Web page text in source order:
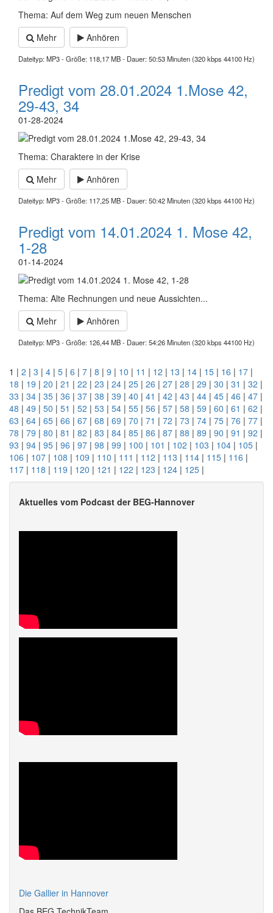
Thema: Auf dem Weg zum neuen Menschen
Mehr
Anhören
Dateityp: MP3 - Größe: 118,17 MB - Dauer: 50:53 Minuten (320 kbps 44100 Hz)
Predigt vom 28.01.2024 1.Mose 42,
29-43, 34
01-28-2024
Thema: Charaktere in der Krise
Mehr
Anhören
Dateityp: MP3 - Größe: 117,25 MB - Dauer: 50:42 Minuten (320 kbps 44100 Hz)
Predigt vom 14.01.2024 1. Mose 42,
1-28
01-14-2024
Thema: Alte Rechnungen und neue Aussichten...
Mehr
Anhören
Dateityp: MP3 - Größe: 126,44 MB - Dauer: 54:26 Minuten (320 kbps 44100 Hz)
1 | 2 | 3 | 4 | 5 | 6 | 7 | 8 | 9 | 10 | 11 | 12 | 13 | 14 | 15 | 16 | 17 |
18 | 19 | 20 | 21 | 22 | 23 | 24 | 25 | 26 | 27 | 28 | 29 | 30 | 31 | 32 |
33 | 34 | 35 | 36 | 37 | 38 | 39 | 40 | 41 | 42 | 43 | 44 | 45 | 46 | 47 |
48 | 49 | 50 | 51 | 52 | 53 | 54 | 55 | 56 | 57 | 58 | 59 | 60 | 61 | 62 |
63 | 64 | 65 | 66 | 67 | 68 | 69 | 70 | 71 | 72 | 73 | 74 | 75 | 76 | 77 |
78 | 79 | 80 | 81 | 82 | 83 | 84 | 85 | 86 | 87 | 88 | 89 | 90 | 91 | 92 |
93 | 94 | 95 | 96 | 97 | 98 | 99 | 100 | 101 | 102 | 103 | 104 | 105 |
106 | 107 | 108 | 109 | 110 | 111 | 112 | 113 | 114 | 115 | 116 |
117 | 118 | 119 | 120 | 121 | 122 | 123 | 124 | 125 |
Aktuelles vom Podcast der BEG-Hannover
Die Gallier in Hannover